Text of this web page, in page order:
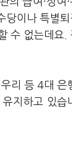
당이나 특별퇴
수 없는데요.
리 등 4대 은
지하고 있습